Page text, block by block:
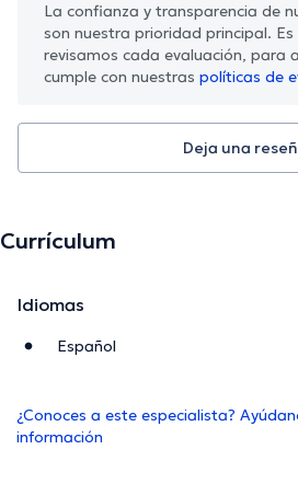
La confianza y transparencia de
son nuestra prioridad principal.
revisamos cada evaluación, para
cumple con nuestras políticas de
Deja una
Currículum
Idiomas
Español
¿Conoces a este especialista?
información